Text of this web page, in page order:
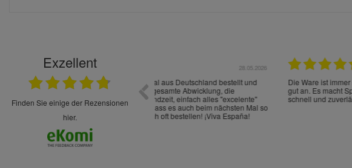
Exzellent
finden Sie einige der Rezensionen
hier.
sehr sorgsam verpackt. Alles kommt
Spaß so einzukaufen. Die Abwicklung ist
22.05.2026
Schnelle Lieferung Ware wie beschrieben und sehr gut
verpackt.